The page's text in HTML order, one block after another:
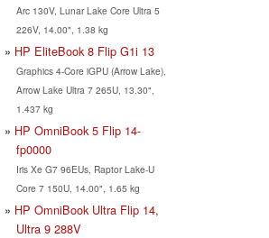
Arc 130V, Lunar Lake Core Ultra 5
226V, 14.00", 1.38 kg
HP EliteBook 8 Flip G1i 13
Graphics 4-Core iGPU (Arrow Lake),
Arrow Lake Ultra 7 265U, 13.30",
1.437 kg
HP OmniBook 5 Flip 14-
fp0000
Iris Xe G7 96EUs, Raptor Lake-U
Core 7 150U, 14.00", 1.65 kg
HP OmniBook Ultra Flip 14,
Ultra 9 288V